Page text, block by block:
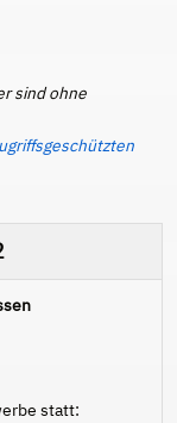
sind ohne
statt: